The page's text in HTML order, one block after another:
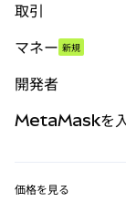
取引
パーペチュアル
RWA
マネー 新規
開発者
MetaMaskを
価格を見る